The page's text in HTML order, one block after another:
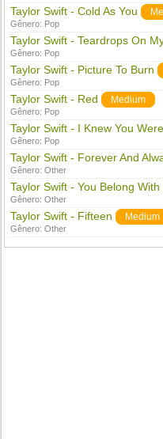
Taylor Swift - Cold As You
Gênero: Pop
Taylor Swift - Teardrops On
Gênero: Pop
Taylor Swift - Picture To Burn
Gênero: Pop
Taylor Swift - Red Medium
Gênero: Pop
Taylor Swift - I Knew You
Gênero: Pop
Taylor Swift - Forever And
Gênero:Other
Taylor Swift - You Belong With
Gênero:Other
Taylor Swift - Fifteen Medium
Gênero:Other